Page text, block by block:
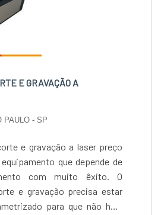
E GRAVAÇÃO A
PAULO - SP
e gravação a laser preço
que depende de
com muito êxito. O
e gravação precisa estar
para que não haja